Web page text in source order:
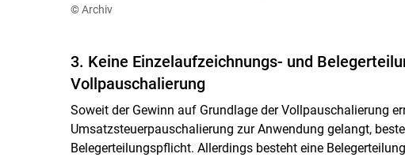
© Archiv
3. Keine Einzelaufzeichnungs- und
Vollpauschalierung
Soweit der Gewinn auf Grundlage der Vollpauschalierung
Umsatzsteuerpauschalierung zur Anwendung gelangt,
Belegerteilungspflicht. Allerdings besteht eine